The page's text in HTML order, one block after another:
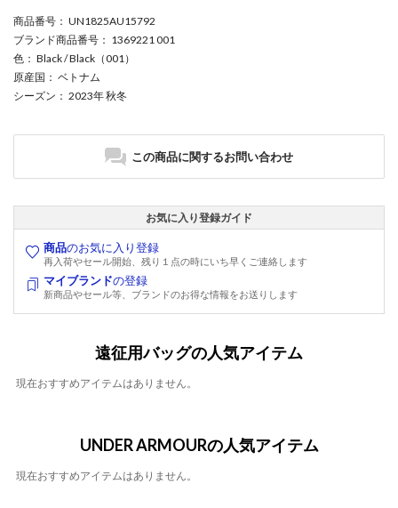
商品番号 ： UN1825AU15792
ブランド商品番号 ： 1369221 001
色 ： Black / Black（001）
原産国 ： ベトナム
シーズン ： 2023年 秋冬
この商品に関するお問い合わせ
お気に入り登録ガイド
商品のお気に入り登録
再入荷やセール開始、残り１点の時にいち早くご連絡します
マイブランドの登録
新商品やセール等、ブランドのお得な情報をお送りします
遠征用バッグの人気アイテム
現在おすすめアイテムはありません。
UNDER ARMOURの人気アイテム
現在おすすめアイテムはありません。